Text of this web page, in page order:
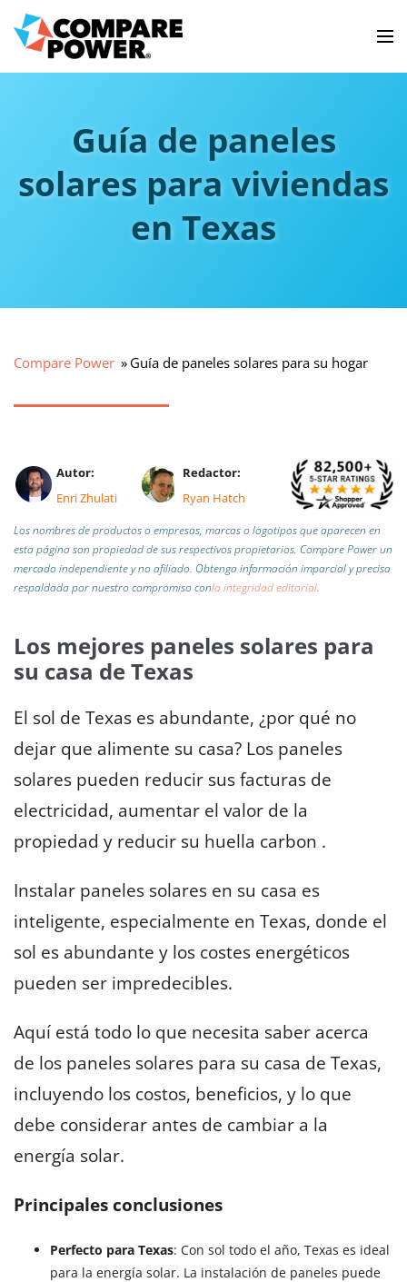
Guía de paneles
solares para viviendas
en Texas
Compare Power Guía de paneles solares para su hogar
Autor:
Enri Zhulati
Redactor:
Ryan Hatch
Los nombres de productos o empresas, marcas o logotipos que aparecen en
esta página son propiedad de sus respectivos propietarios. Compare Power un
mercado independiente y no afiliado. Obtenga información imparcial y precisa
respaldada por nuestro compromiso conla integridad editorial.
Los mejores paneles solares para
su casa de Texas
El sol de Texas es abundante, ¿por qué no
dejar que alimente su casa? Los paneles
solares pueden reducir sus facturas de
electricidad, aumentar el valor de la
propiedad y reducir su huella carbon .
Instalar paneles solares en su casa es
inteligente, especialmente en Texas, donde el
sol es abundante y los costes energéticos
pueden ser impredecibles.
Aquí está todo lo que necesita saber acerca
de los paneles solares para su casa de Texas,
incluyendo los costos, beneficios, y lo que
debe considerar antes de cambiar a la
energía solar.
Principales conclusiones
Perfecto para Texas: Con sol todo el año, Texas es ideal
para la energía solar. La instalación de paneles puede